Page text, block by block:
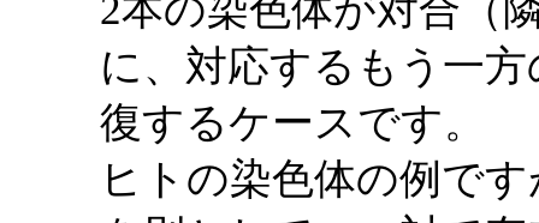
2本の染色体が対合（
に、対応するもう一
復するケースです。
ヒトの染色体の例で